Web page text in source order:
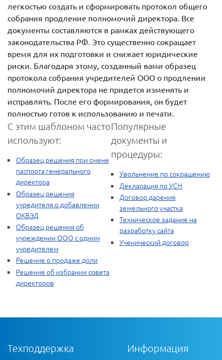
легкостью создать и сформировать протокол общего
собрания продление полномочий директора. Все
документы составляются в рамках действующего
законодательства РФ. Это существенно сокращает
время для их подготовки и снижает юридические
риски. Благодаря этому, созданный вами образец
протокола собрания учредителей ООО о продлении
полномочий директора не придется изменять и
исправлять. После его формирования, он будет
полностью готов к использованию и печати.
С этим шаблоном часто
используют:
Образец решения при смене
паспорта генерального
директора
Образец решения
учредителя о добавлении
ОКВЭД
Образец решения об
учреждении ООО с одним
учредителем
Решение о продаже доли
Решение об избрании совета
директоров
Популярные
документы и
процедуры:
Увольнение по сокращению
Декларация по УСН
Договор дарения
земельного участка
Техническое задание на
разработку сайта
Ученический договор
Техподдержка Информация